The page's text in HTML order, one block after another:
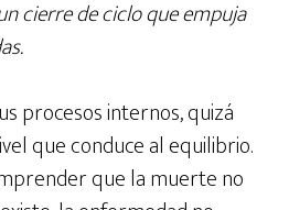
cierre de ciclo que empuja
procesos internos, quizá
que conduce al equilibrio.
que la muerte no